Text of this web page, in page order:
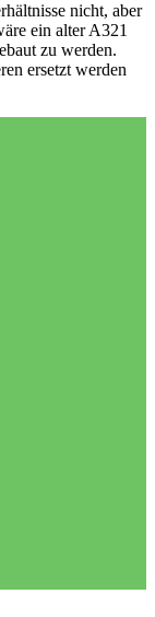
nicht, aber
ein alter A321
zu werden.
ersetzt werden